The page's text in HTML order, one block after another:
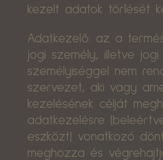
kezelt adatok törlését
Adatkezelő: az a
jogi személy, illetve jogi
személyiséggel nem
szervezet, aki vagy
kezelésének célját
adatkezelésre
eszközt) vonatkozó
meghozza és